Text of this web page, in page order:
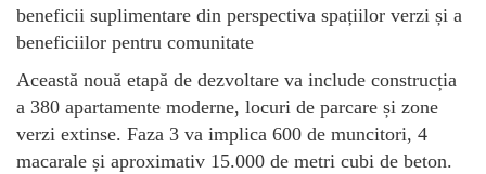
beneficii suplimentare din perspectiva spațiilor verzi și a
beneficiilor pentru comunitate
Această nouă etapă de dezvoltare va include construcția
a 380 apartamente moderne, locuri de parcare și zone
verzi extinse. Faza 3 va implica 600 de muncitori, 4
macarale și aproximativ 15.000 de metri cubi de beton.